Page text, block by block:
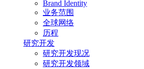
Brand Identity
业务范围
全球网络
历程
研究开发
研究开发现况
研究开发领域